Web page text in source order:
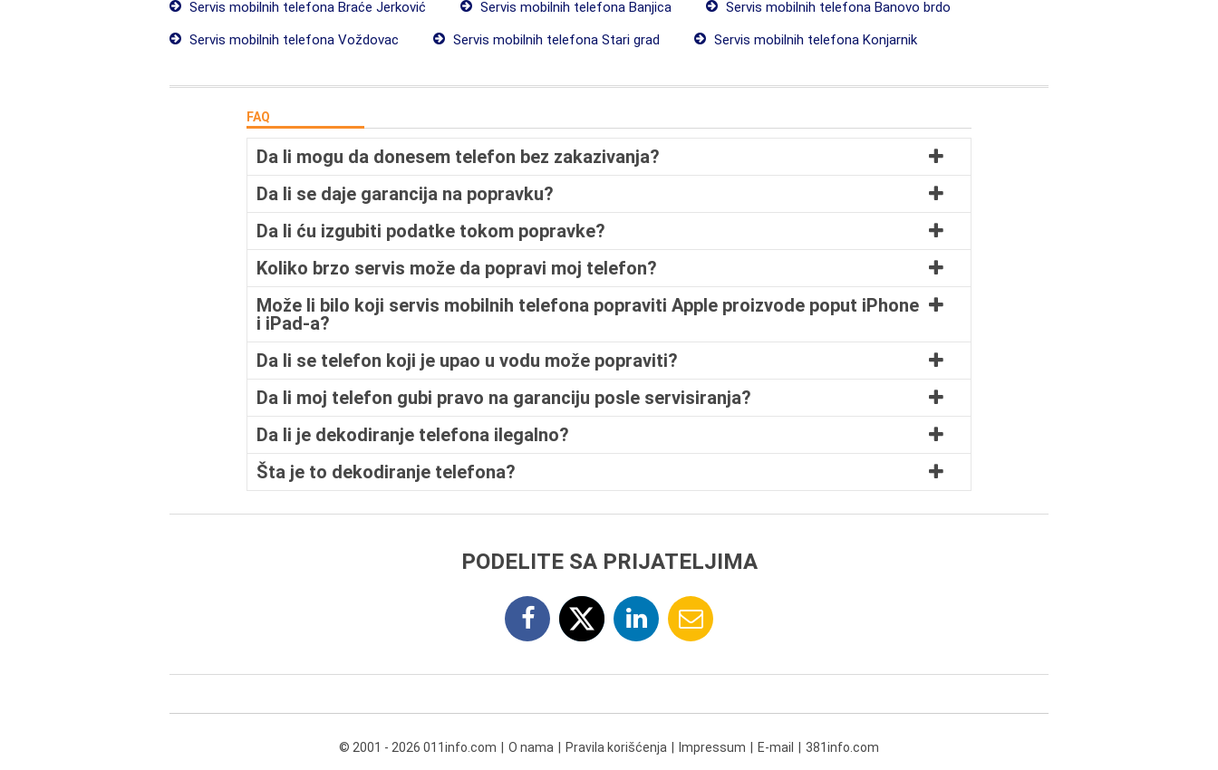
Servis mobilnih telefona Braće Jerković
Servis mobilnih telefona Banjica
Servis mobilnih telefona Banovo brdo
Servis mobilnih telefona Voždovac
Servis mobilnih telefona Stari grad Servis mobilnih telefona Konjarnik
FAQ
Da li mogu da donesem telefon bez zakazivanja?
Da li se daje garancija na popravku?
Da li ću izgubiti podatke tokom popravke?
Koliko brzo servis može da popravi moj telefon?
Može li bilo koji servis mobilnih telefona popraviti Apple proizvode poput iPhone
i iPad-a?
Da li se telefon koji je upao u vodu može popraviti?
Da li moj telefon gubi pravo na garanciju posle servisiranja?
Da li je dekodiranje telefona ilegalno?
Šta je to dekodiranje telefona?
PODELITE SA PRIJATELJIMA
© 2001 - 2026 011info.com O nama Pravila korišćenja Impressum E-mail 381info.com